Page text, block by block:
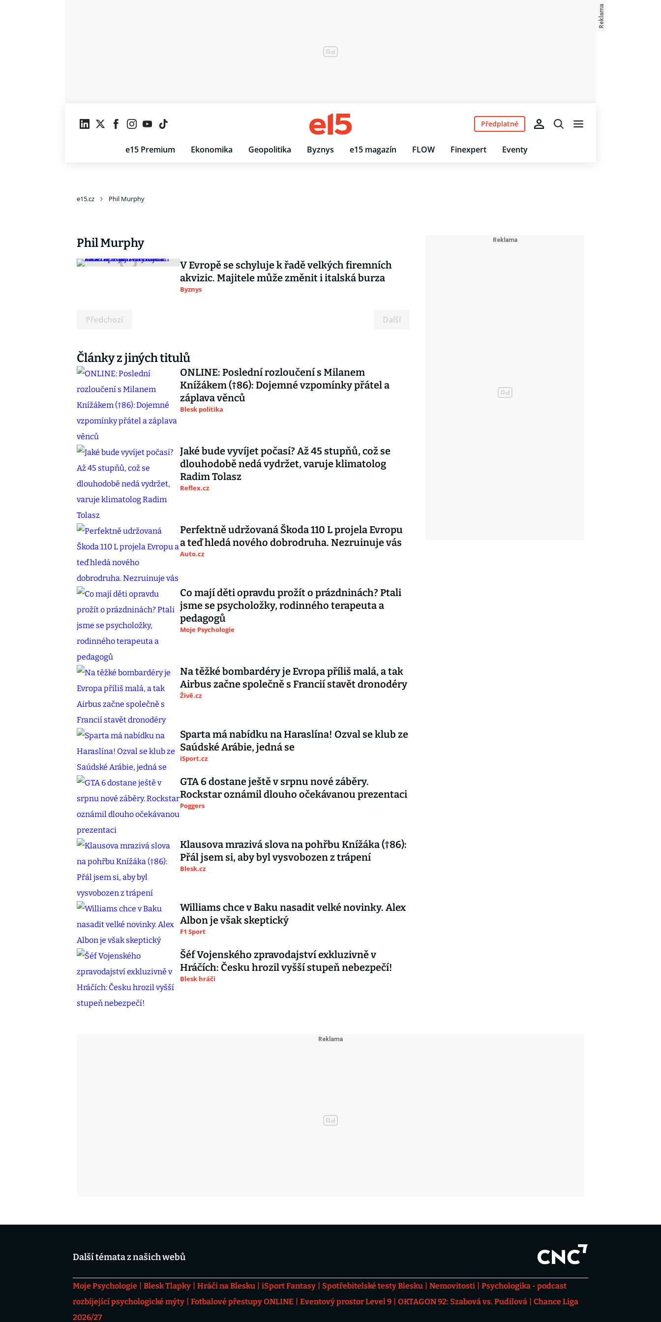
e15 Premium Ekonomika Geopolitika Byznys e15 magazín FLOW Finexpert Eventy
Předplatné
e15.cz Phil Murphy
Phil Murphy
V Evropě se schyluje k řadě velkých firemních
akvizic. Majitele může změnit i italská burza
Byznys
Předchozí Další
Články z jiných titulů
ONLINE: Poslední rozloučení s Milanem
Knížákem (†86): Dojemné vzpomínky přátel a
záplava věnců
Blesk politika
Jaké bude vyvíjet počasí? Až 45 stupňů, což se
dlouhodobě nedá vydržet, varuje klimatolog
Radim Tolasz
Reflex.cz
Perfektně udržovaná Škoda 110 L projela Evropu
a teď hledá nového dobrodruha. Nezruinuje vás
Auto.cz
Co mají děti opravdu prožít o prázdninách? Ptali
jsme se psycholožky, rodinného terapeuta a
pedagogů
Moje Psychologie
Na těžké bombardéry je Evropa příliš malá, a tak
Airbus začne společně s Francií stavět dronodéry
Živě.cz
Sparta má nabídku na Haraslína! Ozval se klub ze
Saúdské Arábie, jedná se
iSport.cz
GTA 6 dostane ještě v srpnu nové záběry.
Rockstar oznámil dlouho očekávanou prezentaci
Poggers
Klausova mrazivá slova na pohřbu Knížáka (†86):
Přál jsem si, aby byl vysvobozen z trápení
Blesk.cz
Williams chce v Baku nasadit velké novinky. Alex
Albon je však skeptický
F1 Sport
Šéf Vojenského zpravodajství exkluzivně v
Hráčích: Česku hrozil vyšší stupeň nebezpečí!
Blesk hráči
Další témata z našich webů
Moje Psychologie Blesk Tlapky Hráči na Blesku iSport Fantasy Spotřebitelské testy Blesku Nemovitosti
Psychologika - podcast
rozbíjející psychologické mýty
Fotbalové přestupy ONLINE Eventový prostor Level 9 OKTAGON 92: Szabová vs. Pudilová
Chance Liga
2026/27